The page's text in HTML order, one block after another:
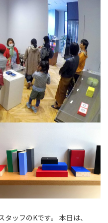
ッフのKです。 本日は、